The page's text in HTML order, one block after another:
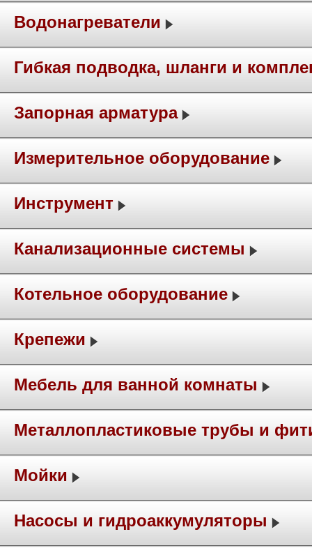
Водонагреватели
Гибкая подводка, шланги и
Запорная арматура
Измерительное оборудование
Инструмент
Канализационные системы
Котельное оборудование
Крепежи
Мебель для ванной комнаты
Металлопластиковые трубы и
Мойки
Насосы и гидроаккумуляторы